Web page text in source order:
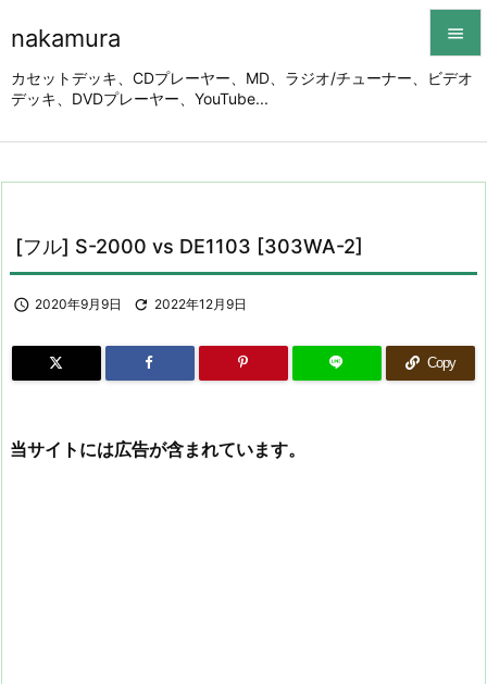
nakamura
カセットデッキ、CDプレーヤー、MD、ラジオ/チューナー、ビデオ
デッキ、DVDプレーヤー、YouTube...



[フル] S-2000 vs DE1103 [303WA-2]
 2020年9月9日  2022年12月9日
Copy
当サイトには広告が含まれています。